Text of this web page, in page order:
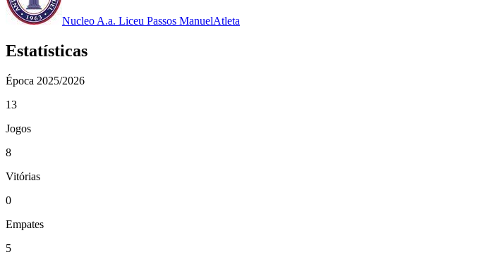
Nucleo A.a. Liceu Passos ManuelAtleta
Estatísticas
Época 2025/2026
13
Jogos
8
Vitórias
0
Empates
5